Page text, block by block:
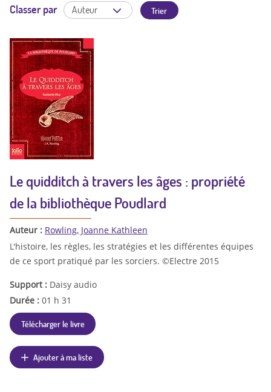
Classer par
Le quidditch à travers les âges : propriété
de la bibliothèque Poudlard
Auteur : Rowling, Joanne Kathleen
L'histoire, les règles, les stratégies et les différentes équipes
de ce sport pratiqué par les sorciers. ©Electre 2015
Support : Daisy audio
Durée : 01 h 31
Télécharger le livre
Ajouter à ma liste